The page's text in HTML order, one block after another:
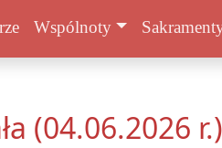
Wspólnoty
(04.06.2026 r.)